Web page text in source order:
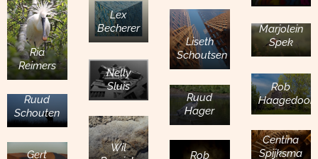
Ria
Reimers
Lex
Becherer
Liseth
Schoutsen
Marjolein
Spek
Nelly
Sluis
Rob
Ruud
Hager
Ruud
Schouten
Wil
Centina
Spijksma
Rob
Gert